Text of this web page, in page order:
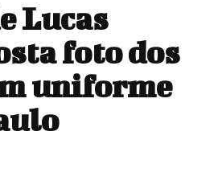
Lucas
foto dos
uniforme